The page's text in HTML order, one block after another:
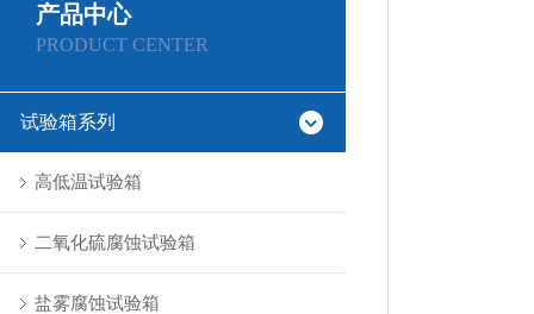
产品中心
PRODUCT CENTER
试验箱系列
高低温试验箱
二氧化硫腐蚀试验箱
盐雾腐蚀试验箱